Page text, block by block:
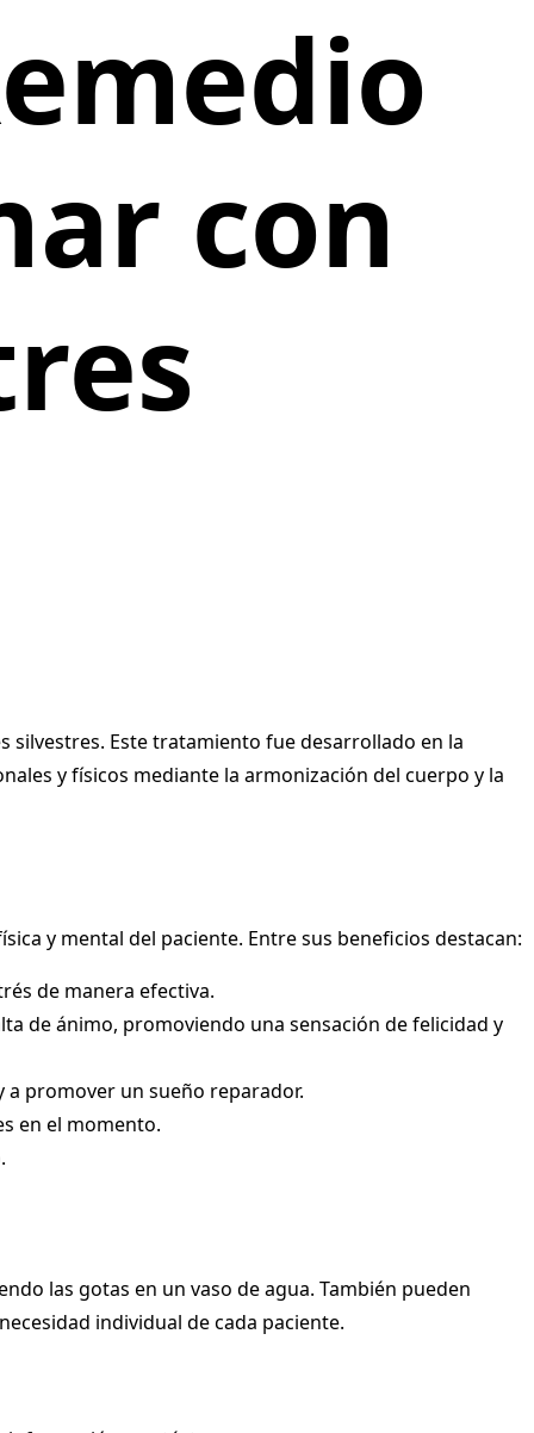
con
Este tratamiento fue desarrollado en la
y físicos mediante la armonización del cuerpo y la
y mental del paciente. Entre sus beneficios destacan:
de manera efectiva.
de ánimo, promoviendo una sensación de felicidad y
a promover un sueño reparador.
en el momento.
las gotas en un vaso de agua. También pueden
individual de cada paciente.